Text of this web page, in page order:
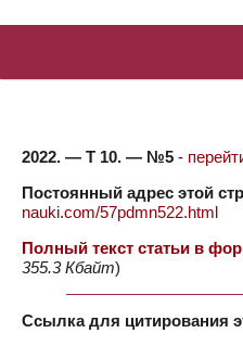
2022. — Т 10. — №5 -
Постоянный адрес этой
nauki.com/57pdmn522.html
Полный текст статьи в
355.3 Кбайт)
Ссылка для цитирования